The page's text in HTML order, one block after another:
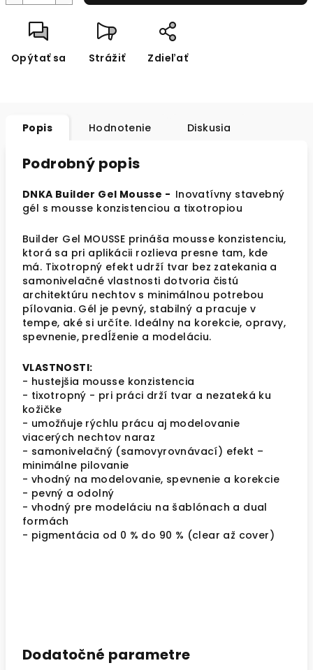
Opýtať sa Strážiť Zdieľať
Popis Hodnotenie Diskusia
Podrobný popis
DNKA Builder Gel Mousse - Inovatívny stavebný
gél s mousse konzistenciou a tixotropiou
Builder Gel MOUSSE prináša mousse konzistenciu,
ktorá sa pri aplikácii rozlieva presne tam, kde
má. Tixotropný efekt udrží tvar bez zatekania a
samonivelačné vlastnosti dotvoria čistú
architektúru nechtov s minimálnou potrebou
pílovania. Gél je pevný, stabilný a pracuje v
tempe, aké si určíte. Ideálny na korekcie, opravy,
spevnenie, predĺženie a modeláciu.
VLASTNOSTI:
- hustejšia mousse konzistencia
- tixotropný - pri práci drží tvar a nezateká ku
kožičke
- umožňuje rýchlu prácu aj modelovanie
viacerých nechtov naraz
- samonivelačný (samovyrovnávací) efekt –
minimálne pilovanie
- vhodný na modelovanie, spevnenie a korekcie
- pevný a odolný
- vhodný pre modeláciu na šablónach a dual
formách
- pigmentácia od 0 % do 90 % (clear až cover)
Dodatočné parametre